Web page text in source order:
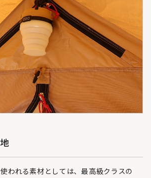
われる素材としては、最高級クラスの